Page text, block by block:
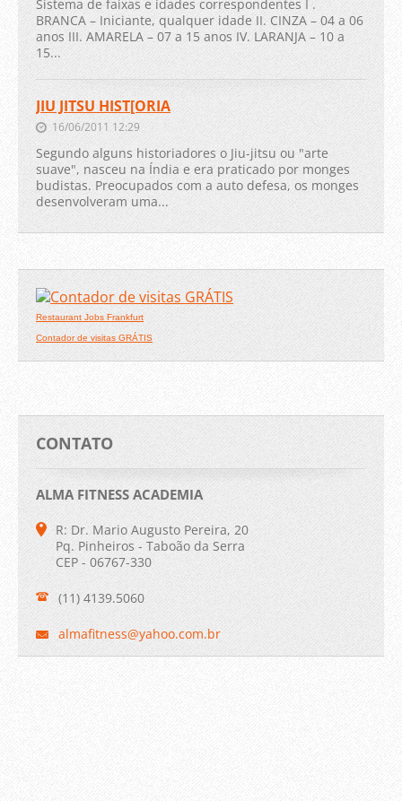
Sistema de faixas e idades correspondentes I .
BRANCA – Iniciante, qualquer idade II. CINZA – 04 a 06
anos III. AMARELA – 07 a 15 anos IV. LARANJA – 10 a
15...
JIU JITSU HIST[ORIA
16/06/2011 12:29
Segundo alguns historiadores o Jiu-jitsu ou "arte
suave", nasceu na Índia e era praticado por monges
budistas. Preocupados com a auto defesa, os monges
desenvolveram uma...
Restaurant Jobs Frankfurt
Contador de visitas GRÁTIS
CONTATO
ALMA FITNESS ACADEMIA
R: Dr. Mario Augusto Pereira, 20
Pq. Pinheiros - Taboão da Serra
CEP - 06767-330
(11) 4139.5060
almafitness@yahoo.com.br